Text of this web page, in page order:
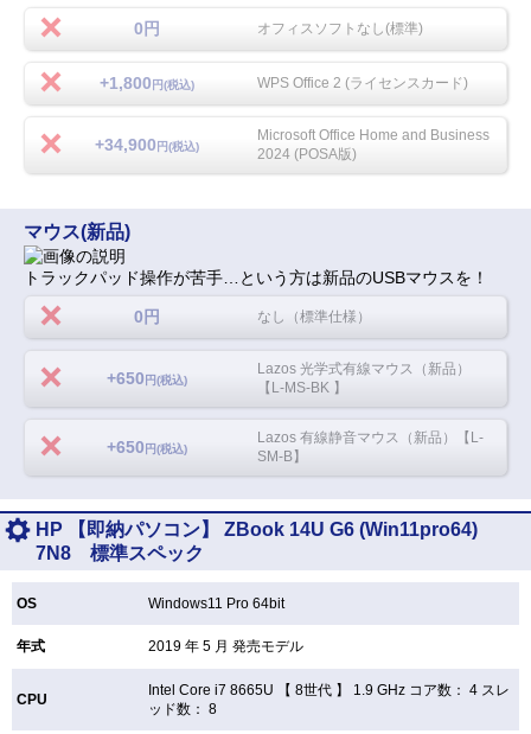
0円 オフィスソフトなし(標準)
+1,800 円(税込) WPS Office 2 (ライセンスカード)
+34,900 円(税込)
Microsoft Office Home and Business
2024 (POSA版)
マウス(新品)
トラックパッド操作が苦手…という方は新品のUSBマウスを！
0円 なし（標準仕様）
+650 円(税込)
Lazos 光学式有線マウス（新品）
【L-MS-BK 】
+650 円(税込)
Lazos 有線静音マウス（新品）【L-
SM-B】
HP 【即納パソコン】 ZBook 14U G6 (Win11pro64)
7N8 標準スペック
OS Windows11 Pro 64bit
年式 2019 年 5 月 発売モデル
CPU
Intel Core i7 8665U 【8世代 】 1.9 GHz コア数： 4 スレ
ッド数： 8